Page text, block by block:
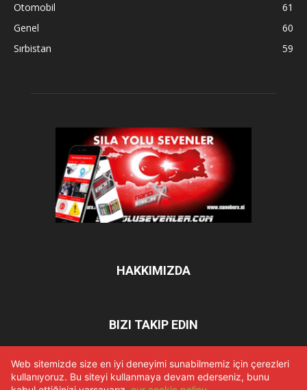
Otomobil
61
Genel
60
Sırbistan
59
HAKKIMIZDA
BIZI TAKIP EDIN
Ana sayfa Hakkımızda Künye İletişim
Privacy Policy
Web sitemizde size en iyi deneyimi sunabilmemiz için çerezleri
kullanıyoruz. Bu siteyi kullanmaya devam ederseniz, bunu